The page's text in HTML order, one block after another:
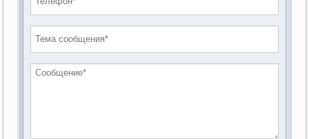
обсуждению Федерального закона Российской
основах социального обслуживания граждан в
2019 год
2018 год